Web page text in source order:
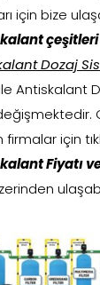
için bize
çeşitleri
Dozaj
Antiskalant
için
Fiyatı